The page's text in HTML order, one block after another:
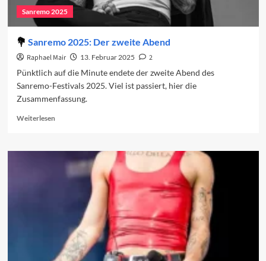
Sanremo 2025
Sanremo 2025: Der zweite Abend
Raphael Mair 13. Februar 2025
2
Pünktlich auf die Minute endete der zweite Abend des
Sanremo-Festivals 2025. Viel ist passiert, hier die
Zusammenfassung.
WeiterlesenRead
Sanremo
2025: